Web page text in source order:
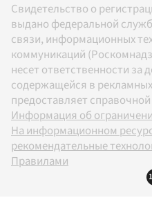
Свидетельство о
выдано федеральной
связи, информационных
коммуникаций
несет ответственности
содержащейся в
предоставляет
Информация об
На информационном
рекомендательные
Правилами